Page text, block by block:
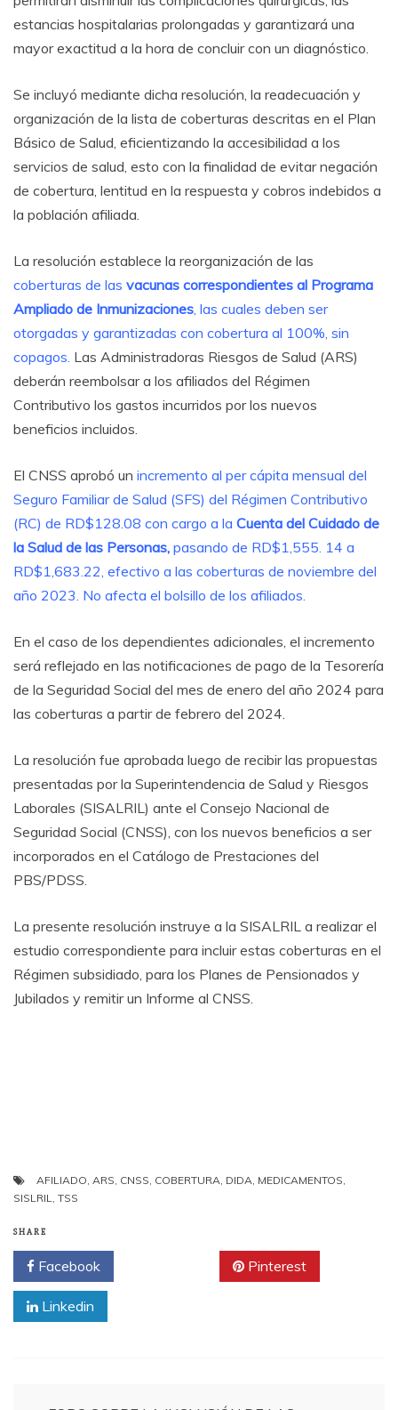
estancias hospitalarias prolongadas y garantizará una
mayor exactitud a la hora de concluir con un diagnóstico.
Se incluyó mediante dicha resolución, la readecuación y
organización de la lista de coberturas descritas en el Plan
Básico de Salud, eficientizando la accesibilidad a los
servicios de salud, esto con la finalidad de evitar negación
de cobertura, lentitud en la respuesta y cobros indebidos a
la población afiliada.
La resolución establece la reorganización de las
coberturas de las vacunas correspondientes al Programa
Ampliado de Inmunizaciones , las cuales deben ser
otorgadas y garantizadas con cobertura al 100%, sin
copagos. Las Administradoras Riesgos de Salud (ARS)
deberán reembolsar a los afiliados del Régimen
Contributivo los gastos incurridos por los nuevos
beneficios incluidos.
El CNSS aprobó un incremento al per cápita mensual del
Seguro Familiar de Salud (SFS) del Régimen Contributivo
(RC) de RD$128.08 con cargo a la Cuenta del Cuidado de
la Salud de las Personas, pasando de RD$1,555. 14 a
RD$1,683.22, efectivo a las coberturas de noviembre del
año 2023. No afecta el bolsillo de los afiliados.
En el caso de los dependientes adicionales, el incremento
será reflejado en las notificaciones de pago de la Tesorería
de la Seguridad Social del mes de enero del año 2024 para
las coberturas a partir de febrero del 2024.
La resolución fue aprobada luego de recibir las propuestas
presentadas por la Superintendencia de Salud y Riesgos
Laborales (SISALRIL) ante el Consejo Nacional de
Seguridad Social (CNSS), con los nuevos beneficios a ser
incorporados en el Catálogo de Prestaciones del
PBS/PDSS.
La presente resolución instruye a la SISALRIL a realizar el
estudio correspondiente para incluir estas coberturas en el
Régimen subsidiado, para los Planes de Pensionados y
Jubilados y remitir un Informe al CNSS.
AFILIADO ARS CNSS COBERTURA DIDA MEDICAMENTOS
SISLRIL
TSS
SHARE
Facebook Pinterest
Linkedin